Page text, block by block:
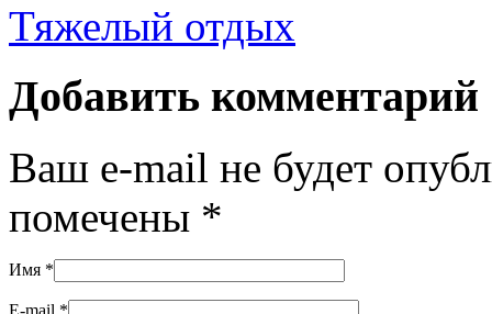
Тяжелый отдых
Добавить комментарий
Ваш e-mail не будет
помечены *
Имя *
E-mail *